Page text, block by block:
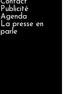
Contact
Publicité
Agenda
La presse en
parle